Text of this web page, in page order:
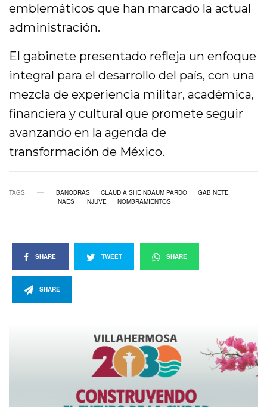
emblemáticos que han marcado la actual
administración.
El gabinete presentado refleja un enfoque
integral para el desarrollo del país, con una
mezcla de experiencia militar, académica,
financiera y cultural que promete seguir
avanzando en la agenda de
transformación de México.
TAGS BANOBRAS CLAUDIA SHEINBAUM PARDO
GABINETE
INAES
INJUVE NOMBRAMIENTOS
SHARE TWEET SHARE
SHARE